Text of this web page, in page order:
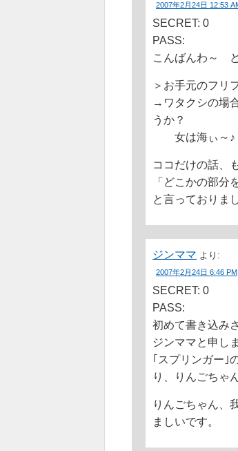
2007年2月24日 12:53
SECRET: 0
PASS:
こんばんわ～
＞お手元のフリ
→ワタクシの場
うか？
女は海ぃ～♪
ココだけの話、
「どこかの部分
と言っておりま
ジンママ より:
2007年2月24日 6:46 PM
SECRET: 0
PASS:
初めて書き込み
ジンママと申し
｢スプリンガー｣
り、りんごちゃ
りんごちゃん、
ましいです。